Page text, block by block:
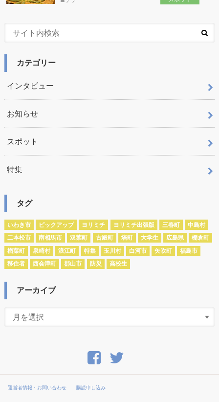
カテゴリー
インタビュー
お知らせ
スポット
特集
タグ
いわき市 ピックアップ ヨリミチ ヨリミチ出張版 三春町
中島村
二本松市
南相馬市 双葉町 古殿町 塙町 大学生 広島県
棚倉町
楢葉町
泉崎村 浪江町 特集 玉川村 白河市 矢吹町
福島市
移住者
西会津町 郡山市 防災 高校生
アーカイブ
運営者情報・お問い合わせ 購読申し込み